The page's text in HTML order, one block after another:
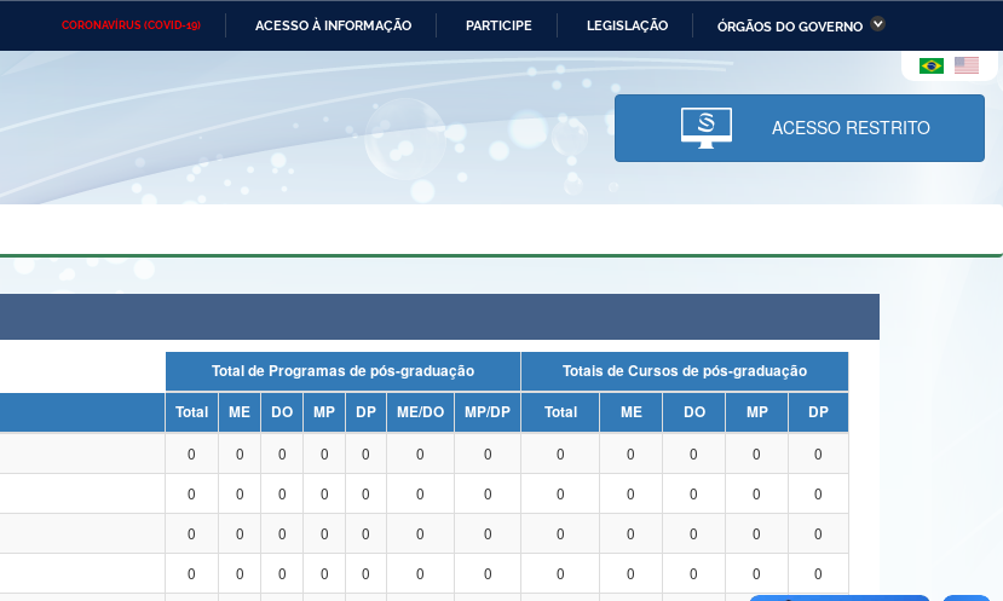
CORONAVÍRUS (COVID-19) ACESSO À INFORMAÇÃO PARTICIPE LEGISLAÇÃO ÓRGÃOS DO GOVERNO
Ministério das Relações Ministério da Economia Ministério da Infraestrutura
Ministério da Ciência,
Tecnologia, Inovações e
Comunicações
do Desenvolvimento
e dos Direitos Humanos
Geral da União Banco Central do Brasil Planalto
ACESSO RESTRITO
Total de Programas de pós-graduação
Totais de Cursos de pós-graduação
Total ME DO MP DP ME/DO MP/DP Total ME DO MP
DP
0 0 0 0 0 0 0 0 0 0 0
0
0 0 0 0 0 0 0 0 0 0 0
0
0 0 0 0 0 0 0 0 0 0 0
0
0 0 0 0 0 0 0 0 0 0 0
0